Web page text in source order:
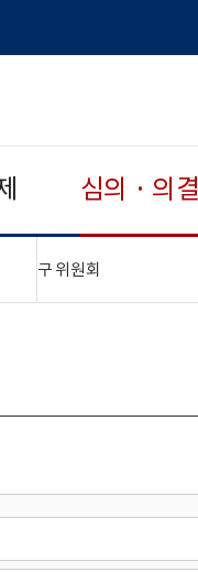
심의 · 의결
구 위원회